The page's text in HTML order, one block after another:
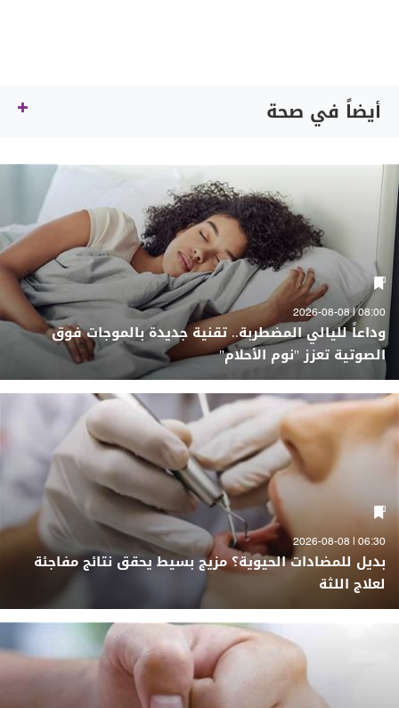
أيضاً في صحة
08:00 | 2026-08-08
وداعاً لليالي المضطربة.. تقنية جديدة بالموجات فوق
الصوتية تعزز "نوم الأحلام"
06:30 | 2026-08-08
بديل للمضادات الحيوية؟ مزيج بسيط يحقق نتائج مفاجئة
لعلاج اللثة